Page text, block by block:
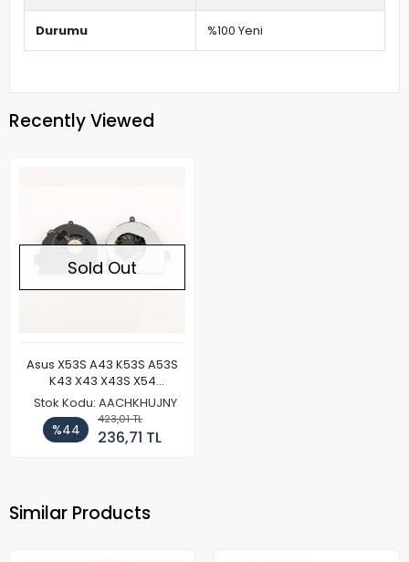
Durumu %100 Yeni
Recently Viewed
Sold Out
Asus X53S A43 K53S A53S
K43 X43 X43S X54
Notebook Cpu Fan
Stok Kodu: AACHKHUJNY
%44
423,01 TL
236,71 TL
Similar Products